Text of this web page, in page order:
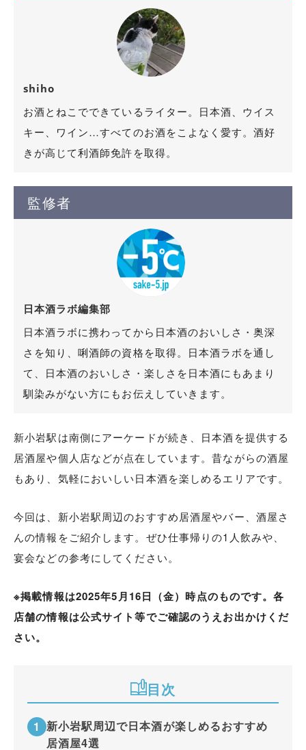
shiho
お酒とねこでできているライター。日本酒、ウイス
キー、ワイン…すべてのお酒をこよなく愛す。酒好
きが高じて利酒師免許を取得。
監修者
日本酒ラボ編集部
日本酒ラボに携わってから日本酒のおいしさ・奥深
さを知り、唎酒師の資格を取得。日本酒ラボを通し
て、日本酒のおいしさ・楽しさを日本酒にもあまり
馴染みがない方にもお伝えしていきます。
新小岩駅は南側にアーケードが続き、日本酒を提供する
居酒屋や個人店などが点在しています。昔ながらの酒屋
もあり、気軽においしい日本酒を楽しめるエリアです。
今回は、新小岩駅周辺のおすすめ居酒屋やバー、酒屋さ
んの情報をご紹介します。ぜひ仕事帰りの1人飲みや、
宴会などの参考にしてください。
※掲載情報は2025年5月16日（金）時点のものです。各
店舗の情報は公式サイト等でご確認のうえお出かけくだ
さい。
目次
新小岩駅周辺で日本酒が楽しめるおすすめ
居酒屋4選